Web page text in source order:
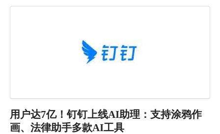
用户达7亿！钉钉上线AI助理： 支持涂鸦作
画、法律助手多款AI工具